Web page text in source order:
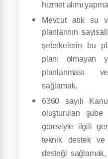
hizmet alımı
Mevcut atık su
planlarının
şebekelerin bu
planı olmayan
planlanması ve
sağlamak.
6360 sayılı
oluşturulan şube
göreviyle ilgili
teknik destek ve
desteği